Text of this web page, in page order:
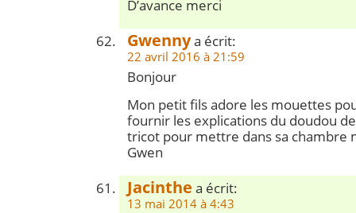
D’avance merci
Gwennya écrit:
22 avril 2016 à 21:59
Bonjour
Mon petit fils adore les mouettes
fournir les explications du doudou
tricot pour mettre dans sa chambre
Gwen
Jacinthe a écrit:
13 mai 2014 à 4:43